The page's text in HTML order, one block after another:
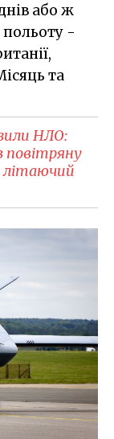
або ж
-
та
НЛО:
повітряну
літаючий